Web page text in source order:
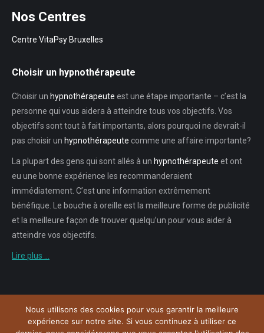
Nos Centres
Centre VitaPsy Bruxelles
Choisir un hypnothérapeute
Choisir un hypnothérapeute est une étape importante – c’est la
personne qui vous aidera à atteindre tous vos objectifs. Vos
objectifs sont tout à fait importants, alors pourquoi ne devrait-il
pas choisir un hypnothérapeute comme une affaire importante?
La plupart des gens qui sont allés à un hypnothérapeute et ont
eu une bonne expérience les recommanderaient
immédiatement. C’est une information extrêmement
bénéfique. Le bouche à oreille est la meilleure forme de publicité
et la meilleure façon de trouver quelqu’un pour vous aider à
atteindre vos objectifs.
Lire plus …
Menu
Copyright © 2026 Plateforme de l'Hypnose Bruxelles.Tous droits
Nous utilisons des cookies pour vous garantir la meilleure
expérience sur notre site. Si vous continuez à utiliser ce